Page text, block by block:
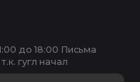
до 18:00 Письма
гугл начал